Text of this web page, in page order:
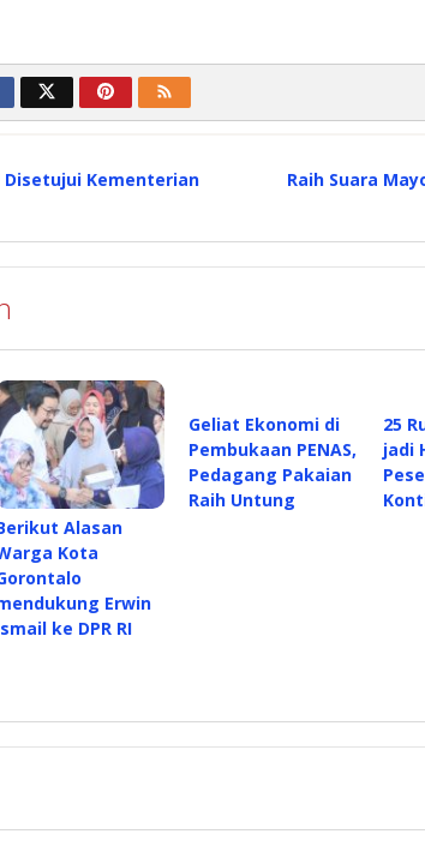
Disetujui Kementerian
Raih Suara
Alasan
Kota
Erwin
ke DPR RI
Geliat Ekonomi di
Pembukaan PENAS,
Pedagang Pakaian
Raih Untung
25
jadi